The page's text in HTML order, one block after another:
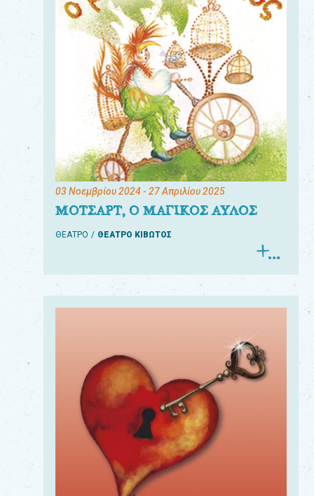
03 Νοεμβρίου 2024- 27 Απριλίου 2025
ΜΟΤΣΑΡΤ, Ο ΜΑΓΙΚΟΣ ΑΥΛΟΣ
ΘΕΑΤΡΟ ΘΕΑΤΡΟ ΚΙΒΩΤΟΣ